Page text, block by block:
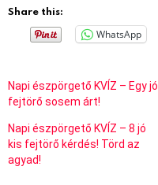
Share this:
WhatsApp
Napi észpörgető KVÍZ – Egy jó
fejtörő sosem árt!
Napi észpörgető KVÍZ – 8 jó
kis fejtörő kérdés! Törd az
agyad!